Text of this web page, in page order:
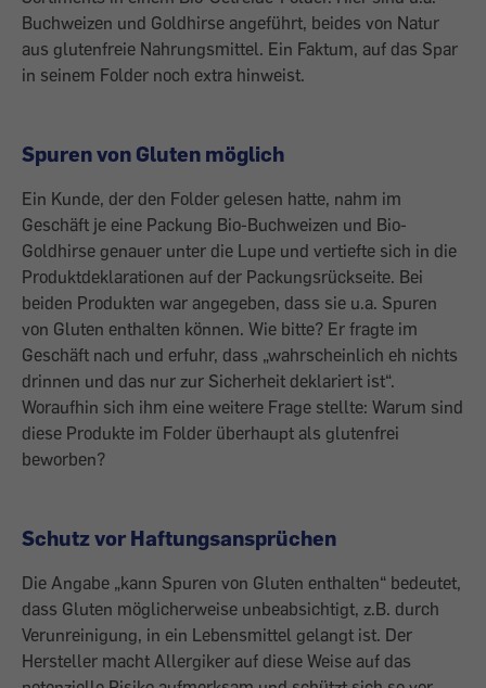
Buchweizen und Goldhirse angeführt, beides von Natur
aus glutenfreie Nahrungsmittel. Ein Faktum, auf das Spar
in seinem Folder noch extra hinweist.
Spuren von Gluten möglich
Ein Kunde, der den Folder gelesen hatte, nahm im
Geschäft je eine Packung Bio-Buchweizen und Bio-
Goldhirse genauer unter die Lupe und vertiefte sich in die
Produktdeklarationen auf der Packungsrückseite. Bei
beiden Produkten war angegeben, dass sie u.a. Spuren
von Gluten enthalten können. Wie bitte? Er fragte im
Geschäft nach und erfuhr, dass „wahrscheinlich eh nichts
drinnen und das nur zur Sicherheit deklariert ist“.
Woraufhin sich ihm eine weitere Frage stellte: Warum sind
diese Produkte im Folder überhaupt als glutenfrei
beworben?
Schutz vor Haftungsansprüchen
Die Angabe „kann Spuren von Gluten enthalten“ bedeutet,
dass Gluten möglicherweise unbeabsichtigt, z.B. durch
Verunreinigung, in ein Lebensmittel gelangt ist. Der
Hersteller macht Allergiker auf diese Weise auf das